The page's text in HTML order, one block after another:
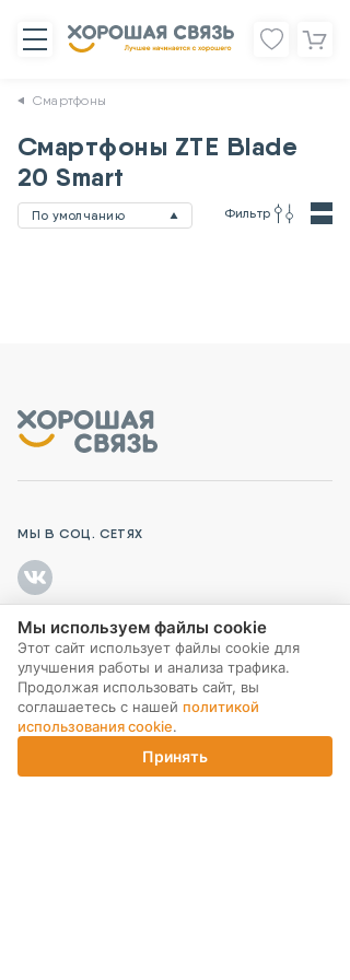
Смартфоны
Смартфоны ZTE Blade
20 Smart
По умолчанию Фильтр
Корзина
ИНТЕРНЕТ-МАГАЗИН
МЫ В СОЦ. СЕТЯХ
ПОДПИСКА НА РАССЫЛКУ
Мы используем файлы cookie
Этот сайт использует файлы cookie для
улучшения работы и анализа трафика.
Продолжая использовать сайт, вы
соглашаетесь с нашей политикой
использования cookie.
Принять